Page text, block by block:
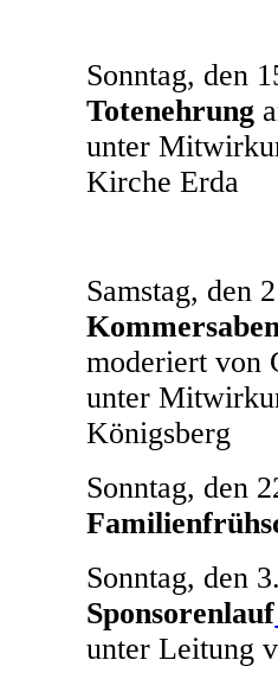
Sonntag, den
Totenehrung
unter
Kirche Erda
Samstag, den
moderiert von
unter
Königsberg
Sonntag, den
Sonntag, den
Sponsorenlauf
unter Leitung